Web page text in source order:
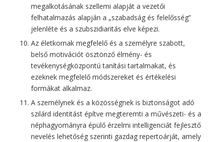
megalkotásának szellemi alapját a vezetői
felhatalmazás alapján a „szabadság és felelősség”
jelenléte és a szubszidiaritás elve képezi.
Az életkornak megfelelő és a személyre szabott,
belső motivációt ösztönző élmény- és
tevékenységközpontú tanítási tartalmakat, és
ezeknek megfelelő módszereket és értékelési
formákat alkalmaz.
A személynek és a közösségnek is biztonságot adó
szilárd identitást építve megteremti a művészeti- és a
néphagyományra épülő érzelmi intelligenciát fejlesztő
nevelés lehetőség szerinti gazdag repertoárját, amely